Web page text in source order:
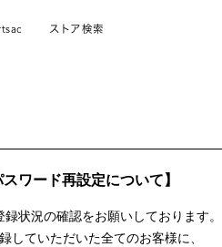
ストア検索
ワード再設定について】
録状況の確認をお願いしております。
していただいた全てのお客様に、